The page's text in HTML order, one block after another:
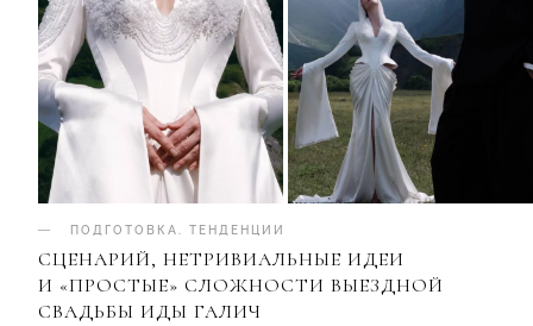
ПОДГОТОВКА ТЕНДЕНЦИИ
СЦЕНАРИЙ, НЕТРИВИАЛЬНЫЕ ИДЕИ
И «ПРОСТЫЕ» СЛОЖНОСТИ ВЫЕЗДНОЙ
СВАДЬБЫ ИДЫ ГАЛИЧ